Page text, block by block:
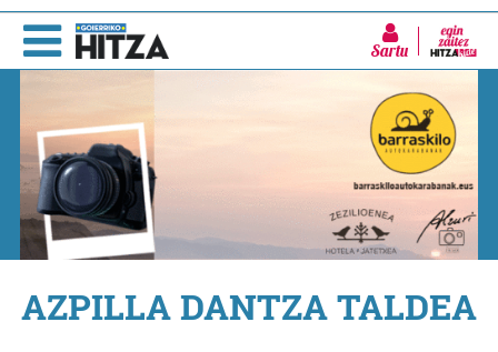
Sartu
AZPILLA DANTZA TALDEA